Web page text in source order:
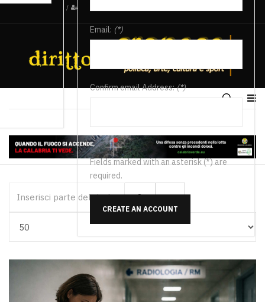
/
Email: (*)
Confirm email Address:(*)
Fields marked with an asterisk (*) are
required.
CREATE AN ACCOUNT